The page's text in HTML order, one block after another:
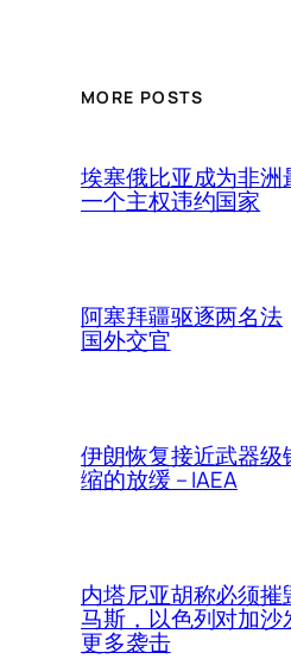
MORE POSTS
埃塞俄比亚成为非洲
一个主权违约国家
阿塞拜疆驱逐两名法
国外交官
伊朗恢复接近武器级
缩的放缓 – IAEA
内塔尼亚胡称必须摧
马斯，以色列对加沙
更多袭击